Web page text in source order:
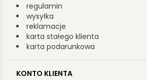
regulamin
wysyłka
reklamacje
karta stałego klienta
karta podarunkowa
KONTO KLIENTA